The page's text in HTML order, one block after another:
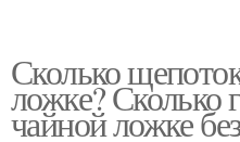
Сколько
ложке? Сколько
чайной ложке